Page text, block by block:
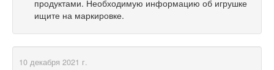
продуктами. Необходимую информацию об игрушке
ищите на маркировке.
10 декабря 2021 г.